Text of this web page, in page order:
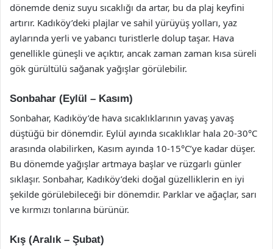
dönemde deniz suyu sıcaklığı da artar, bu da plaj keyfini
artırır. Kadıköy’deki plajlar ve sahil yürüyüş yolları, yaz
aylarında yerli ve yabancı turistlerle dolup taşar. Hava
genellikle güneşli ve açıktır, ancak zaman zaman kısa süreli
gök gürültülü sağanak yağışlar görülebilir.
Sonbahar (Eylül – Kasım)
Sonbahar, Kadıköy’de hava sıcaklıklarının yavaş yavaş
düştüğü bir dönemdir. Eylül ayında sıcaklıklar hala 20-30°C
arasında olabilirken, Kasım ayında 10-15°C’ye kadar düşer.
Bu dönemde yağışlar artmaya başlar ve rüzgarlı günler
sıklaşır. Sonbahar, Kadıköy’deki doğal güzelliklerin en iyi
şekilde görülebileceği bir dönemdir. Parklar ve ağaçlar, sarı
ve kırmızı tonlarına bürünür.
Kış (Aralık – Şubat)